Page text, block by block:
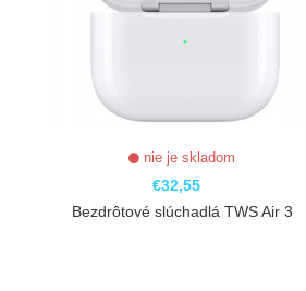
nie je skladom
€32,55
Bezdrôtové slúchadlá TWS Air 3